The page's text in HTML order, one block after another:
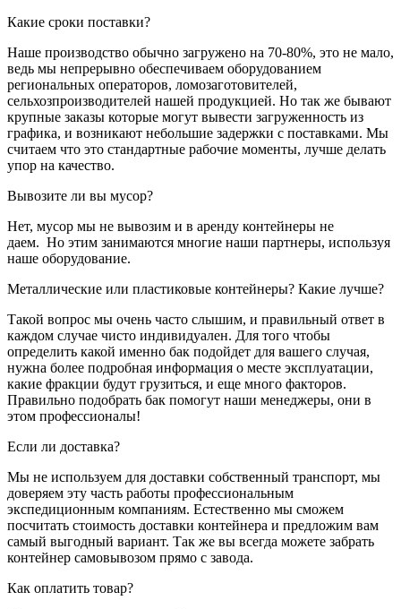
Какие сроки поставки?
Наше производство обычно загружено на 70-80%, это не мало,
ведь мы непрерывно обеспечиваем оборудованием
региональных операторов, ломозаготовителей,
сельхозпроизводителей нашей продукцией. Но так же бывают
крупные заказы которые могут вывести загруженность из
графика, и возникают небольшие задержки с поставками. Мы
считаем что это стандартные рабочие моменты, лучше делать
упор на качество.
Вывозите ли вы мусор?
Нет, мусор мы не вывозим и в аренду контейнеры не
даем. Но этим занимаются многие наши партнеры, используя
наше оборудование.
Металлические или пластиковые контейнеры? Какие лучше?
Такой вопрос мы очень часто слышим, и правильный ответ в
каждом случае чисто индивидуален. Для того чтобы
определить какой именно бак подойдет для вашего случая,
нужна более подробная информация о месте эксплуатации,
какие фракции будут грузиться, и еще много факторов.
Правильно подобрать бак помогут наши менеджеры, они в
этом профессионалы!
Если ли доставка?
Мы не используем для доставки собственный транспорт, мы
доверяем эту часть работы профессиональным
экспедиционным компаниям. Естественно мы сможем
посчитать стоимость доставки контейнера и предложим вам
самый выгодный вариант. Так же вы всегда можете забрать
контейнер самовывозом прямо с завода.
Как оплатить товар?